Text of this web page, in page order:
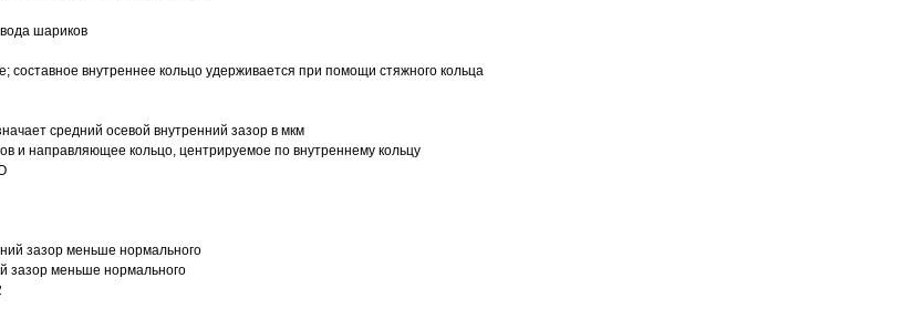
шариков
внутреннее кольцо удерживается при помощи стяжного кольца
средний осевой внутренний зазор в мкм
и направляющее кольцо, центрируемое по внутреннему кольцу
зазор меньше нормального
зазор меньше нормального